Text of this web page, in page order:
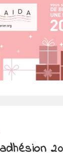
FIN
D’ANNÉE
TOUS
!!